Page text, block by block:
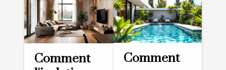
Comment
Comment